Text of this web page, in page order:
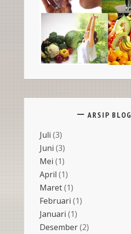
ARSIP BLOG
Juli (3)
Juni (3)
Mei (1)
April (1)
Maret(1)
Februari (1)
Januari (1)
Desember(2)